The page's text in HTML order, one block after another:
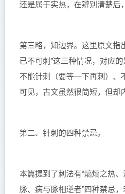
还是属于实热，在辨别清楚后
第三略，知边界。 这里原文指
已不可刺”这三种情况，对应
不能针刺（要等一下再刺）、
可见，古文虽然很简短，但却
第二、针刺的四种禁忌。
本篇提到了刺法有“熇熇之热
脉、病与脉相逆者”四种禁忌